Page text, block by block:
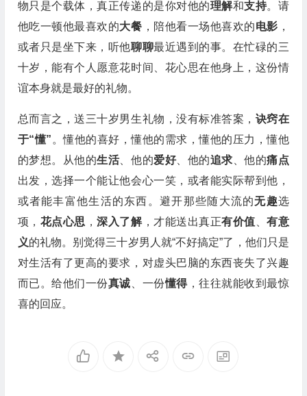
物只是个载体，真正传递的是你对他的理解和支持。请
他吃一顿他最喜欢的大餐 ，陪他看一场他喜欢的电影 ，
或者只是坐下来，听他聊聊最近遇到的事。在忙碌的三
十岁，能有个人愿意花时间、花心思在他身上，这份情
谊本身就是最好的礼物。
总而言之，送三十岁男生礼物，没有标准答案， 诀窍在
于“懂” 。懂他的喜好，懂他的需求，懂他的压力，懂他
的梦想。从他的生活、他的爱好、他的追求 、他的痛点
出发，选择一个能让他会心一笑，或者能实际帮到他，
或者能丰富他生活的东西。避开那些随大流的无趣选
项， 花点心思 ，深入了解，才能送出真正有价值 、有意
义的礼物。别觉得三十岁男人就“不好搞定”了，他们只是
对生活有了更高的要求，对虚头巴脑的东西丧失了兴趣
而已。给他们一份真诚 、一份懂得，往往就能收到最惊
喜的回应。